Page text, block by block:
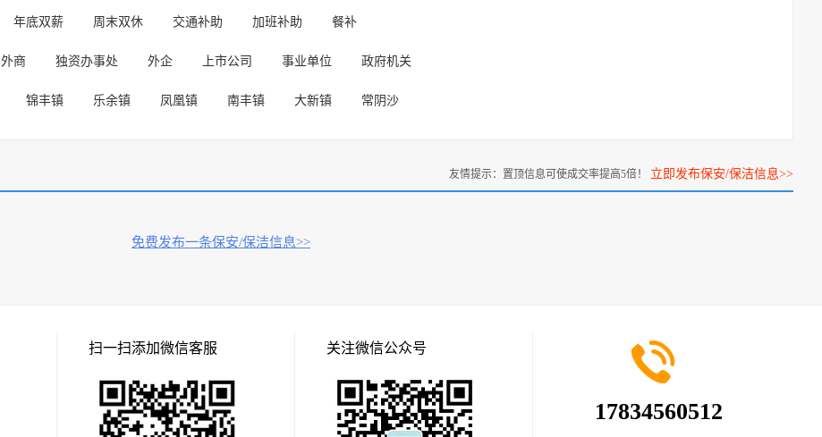
年底双薪 周末双休 交通补助 加班补助 餐补
外商 独资办事处 外企 上市公司 事业单位 政府机关
锦丰镇 乐余镇 凤凰镇 南丰镇 大新镇 常阴沙
友情提示：置顶信息可使成交率提高5倍！ 立即发布保安/保洁信息>>
免费发布一条保安/保洁信息>>
扫一扫添加微信客服 关注微信公众号
17834560512